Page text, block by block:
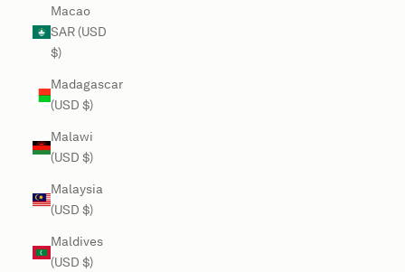
Macao
SAR (USD
$)
Madagascar
(USD $)
Malawi
(USD $)
Malaysia
(USD $)
Maldives
(USD $)